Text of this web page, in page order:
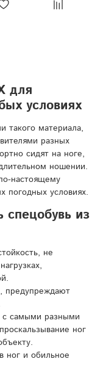
для
условиях
такого материала,
разных
сидят на ноге,
ношении.
настоящему
погодных условиях.
из
не
предупреждают
с самыми разными
ног
ног и обильное